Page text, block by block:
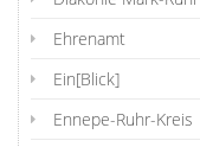
Ehrenamt
Ein[Blick]
Ennepe-Ruhr-Kreis